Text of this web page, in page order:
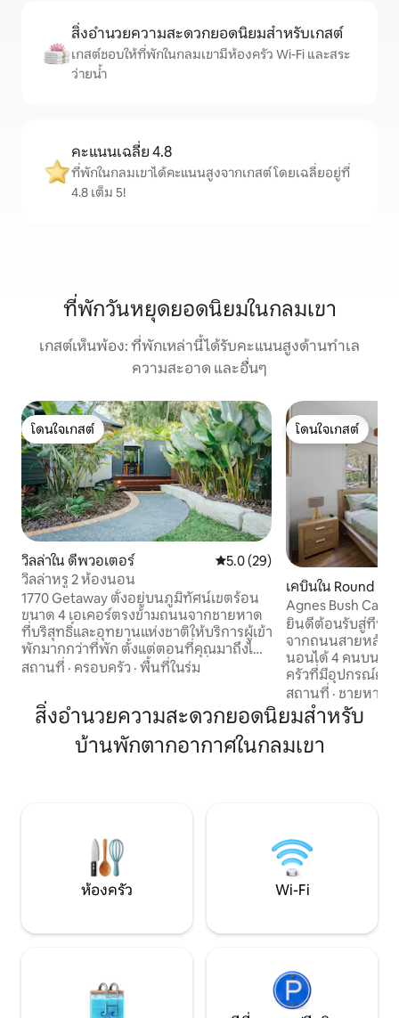
สิ่งอำนวยความสะดวกยอดนิยมสำหรับเกสต์
เกสต์ชอบให้ที่พักในกลมเขามีห้องครัว Wi-Fi และสระ
ว่ายน้ำ
คะแนนเฉลี่ย 4.8
ที่พักในกลมเขาได้คะแนนสูงจากเกสต์ โดยเฉลี่ยอยู่ที่
4.8 เต็ม 5!
ที่พักวันหยุดยอดนิยมในกลมเขา
เกสต์เห็นพ้อง: ที่พักเหล่านี้ได้รับคะแนนสูงด้านทำเล
ความสะอาด และอื่นๆ
โดนใจเกสต์
โดนใจเกสต์
วิลล่าใน ดีพวอเตอร์ คะแนนเฉลี่ย 5.0 จาก 5, 29 รีวิว
5.0 (29)
วิลล่าหรู 2 ห้องนอน
1770 Getaway ตั้งอยู่บนภูมิทัศน์เขตร้อน
ขนาด 4 เอเคอร์ตรงข้ามถนนจากชายหาด
ที่บริสุทธิ์และอุทยานแห่งชาติให้บริการผู้เข้า
พักมากกว่าที่พัก ตั้งแต่ตอนที่คุณมาถึงได้
รับแรงบันดาลใจจากธรรมชาติเมื่อคุณเดิน
พนักงานที่เป็นมิตรของเราซึ่งจะช่วยให้การ
เข้าพักของคุณกับเราเป็นไปอย่างน่าจดจำ
เราหลงใหลในพื้นที่โดยรอบของเราและจะ
พยายามอย่างเต็มที่เพื่อให้แน่ใจว่าคุณรู้ทุก
Great Barrier Reef เพื่อสัมผัสกับสถานที่
ดำน้ำชั้นนำระดับโลกและกิจกรรมอื่นๆอีก
มากมายที่พิเศษสำหรับภูมิภาควิลล่าขนาด
2 ห้องนอนของเรามีสิ่งอำนวยความสะดวก
อำนวยความสะดวกครบครันและมีเครื่อง
เก็บได้นอนได้สูงสุด 6 คน คุณลักษณะอื่นๆ
ของที่พักได้แก่สระว่ายน้ำและ WiFi สำหรับผู้
สถานที่ · ครอบครัว · พื้นที่ในร่ม
โดนใจเกสต์
โดนใจเกสต์
เคบินใน Round Hill
Agnes Bush
ยินดีต้อนรับสู่ที่พัก
จากถนนสายหลักเ
นอนได้ 4 คนบนเตี
ครัวที่มีอุปกรณ์คร
ปรับอากาศรีเวิร์สไ
บาร์บีคิวแบบแก๊ส
และผ้าขนหนูแล้ว
นิรภัยกุญแจ 5 นาที
สถานที่ · ชายหาด
สิ่งอำนวยความสะดวกยอดนิยมสำหรับ
บ้านพักตากอากาศในกลมเขา
ห้องครัว Wi-Fi